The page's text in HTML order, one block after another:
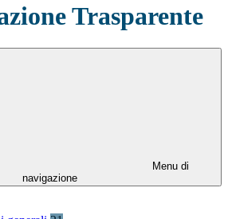
Trasparente
Menu di
navigazione